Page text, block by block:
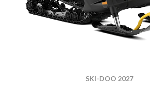
SKI-DOO 2027